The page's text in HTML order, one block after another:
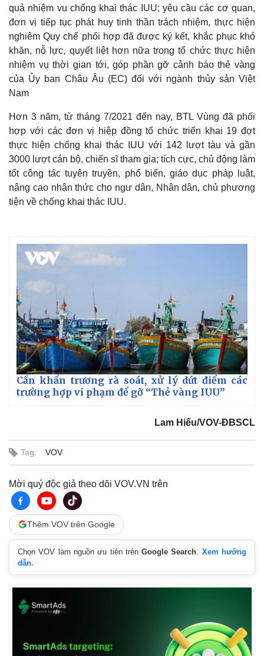
Thế giới
Quan sát
Cuộc sống đó đây
Hồ sơ
Video
Ảnh
E-Magazine
Infographic
quả nhiệm vụ chống khai thác IUU; yêu cầu các cơ quan,
đơn vị tiếp tục phát huy tinh thần trách nhiệm, thực hiện
nghiêm Quy chế phối hợp đã được ký kết, khắc phục khó
khăn, nỗ lực, quyết liệt hơn nữa trong tổ chức thực hiện
nhiệm vụ thời gian tới, góp phần gỡ cảnh báo thẻ vàng
của Ủy ban Châu Âu (EC) đối với ngành thủy sản Việt
Nam
Hơn 3 năm, từ tháng 7/2021 đến nay, BTL Vùng đã phối
hợp với các đơn vị hiệp đồng tổ chức triển khai 19 đợt
thực hiện chống khai thác IUU với 142 lượt tàu và gần
3000 lượt cán bộ, chiến sĩ tham gia; tích cực, chủ động làm
tốt công tác tuyên truyền, phổ biến, giáo dục pháp luật,
nâng cao nhận thức cho ngư dân, Nhân dân, chủ phương
tiện về chống khai thác IUU.
Cần khẩn trương rà soát, xử lý dứt điểm các
trường hợp vi phạm để gỡ “Thẻ vàng IUU”
Lam Hiếu/VOV-ĐBSCL
Tag: VOV
Mời quý độc giả theo dõi VOV.VN trên
Thêm VOV trên Google
Chọn VOV làm nguồn ưu tiên trênGoogle Search
Xem hướng
dẫn.